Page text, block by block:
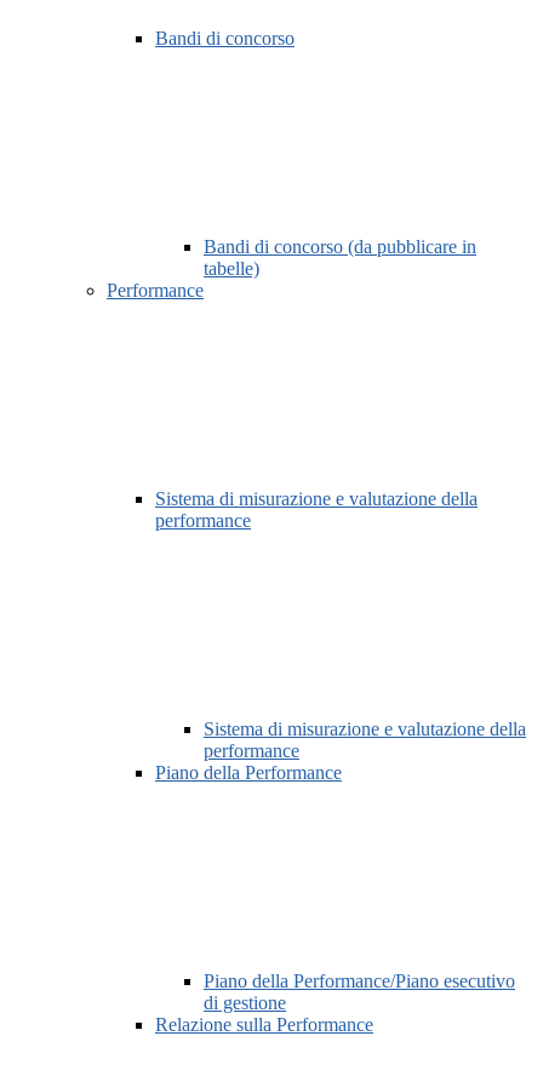
Bandi di concorso
Bandi di concorso (da pubblicare in
tabelle)
Performance
Sistema di misurazione e valutazione della
performance
Sistema di misurazione e valutazione della
performance
Piano della Performance
Piano della Performance/Piano esecutivo
di gestione
Relazione sulla Performance